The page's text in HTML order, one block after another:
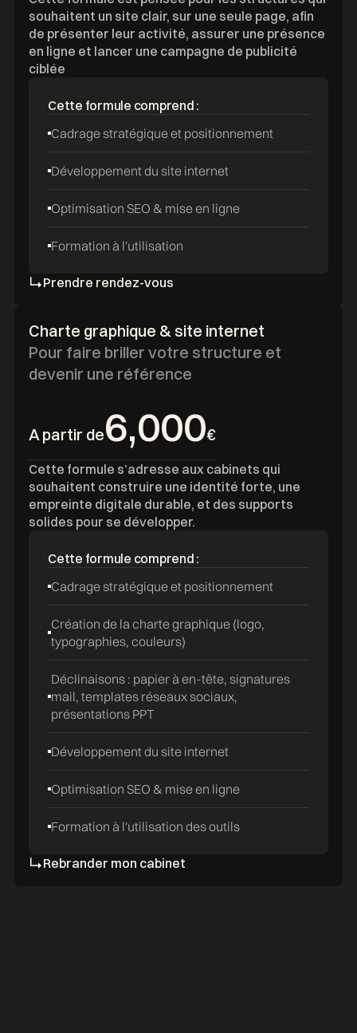
souhaitent un site clair, sur une seule page, afin
de présenter leur activité, assurer une présence
en ligne et lancer une campagne de publicité
ciblée
Cette formule comprend :
Cadrage stratégique et positionnement
Développement du site internet
Optimisation SEO & mise en ligne
Formation à l'utilisation
Prendre rendez-vous
Charte graphique & site internet
Pour faire briller votre structure et
devenir une référence
A partir de6,000€
Cette formule s’adresse aux cabinets qui
souhaitent construire une identité forte, une
empreinte digitale durable, et des supports
solides pour se développer.
Cette formule comprend :
Cadrage stratégique et positionnement
Création de la charte graphique (logo,
typographies, couleurs)
Déclinaisons : papier à en-tête, signatures
mail, templates réseaux sociaux,
présentations PPT
Développement du site internet
Optimisation SEO & mise en ligne
Formation à l'utilisation des outils
Rebrander mon cabinet